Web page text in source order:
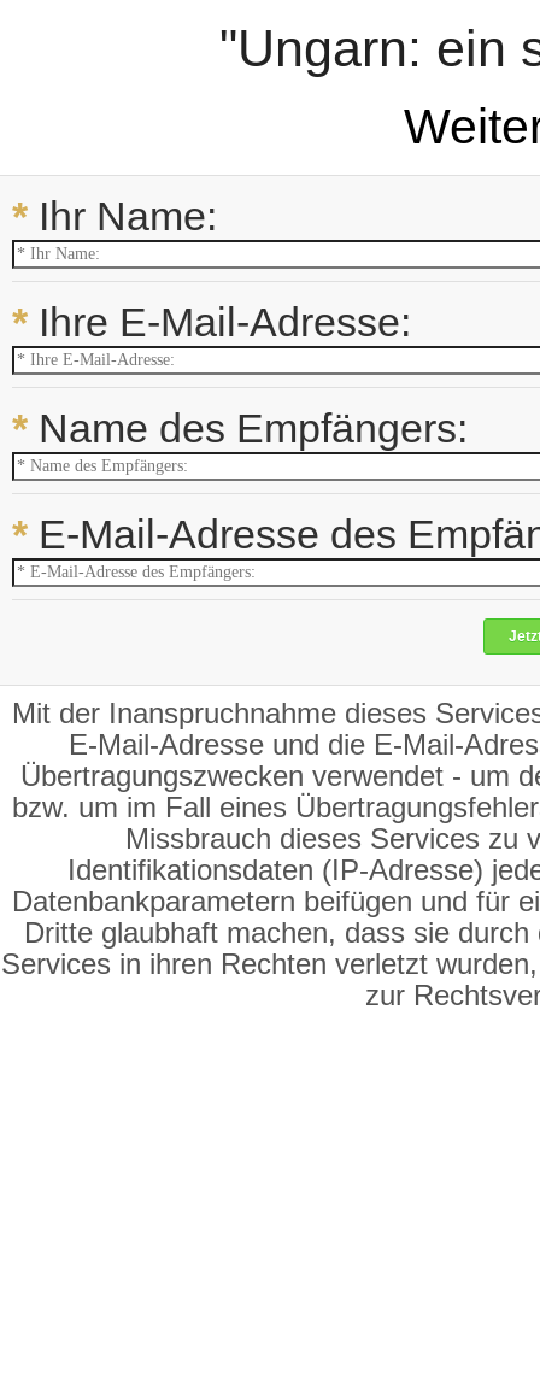
"Ungarn: ein
* Ihr Name:
* Ihre E-Mail-Adresse:
* Name des Empfängers:
* E-Mail-Adresse des
Mit der Inanspruchnahme dieses
E-Mail-Adresse und die E-Mail-
Übertragungszwecken verwendet - um
bzw. um im Fall eines
Missbrauch dieses Services zu
Identifikationsdaten (IP-Adresse)
Datenbankparametern beifügen und für
Dritte glaubhaft machen, dass sie
Services in ihren Rechten verletzt
zur